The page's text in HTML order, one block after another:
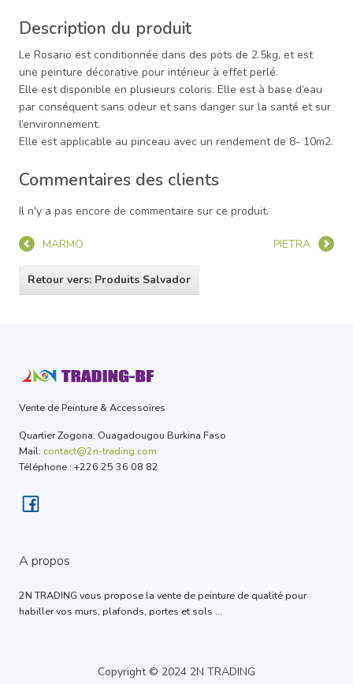
Description du produit
Le Rosario est conditionnée dans des pots de 2.5kg, et est
une peinture décorative pour intérieur à effet perlé.
Elle est disponible en plusieurs coloris. Elle est à base d’eau
par conséquent sans odeur et sans danger sur la santé et sur
l’environnement.
Elle est applicable au pinceau avec un rendement de 8- 10m2.
Commentaires des clients
Il n'y a pas encore de commentaire sur ce produit.
PIETRA
MARMO
Retour vers: Produits Salvador
Vente de Peinture & Accessoires
Quartier Zogona. Ouagadougou Burkina Faso
Mail: contact@2n-trading.com
Téléphone : +226 25 36 08 82
A propos
2N TRADING vous propose la vente de peinture de qualité pour
habiller vos murs, plafonds, portes et sols ...
Copyright © 2024 2N TRADING